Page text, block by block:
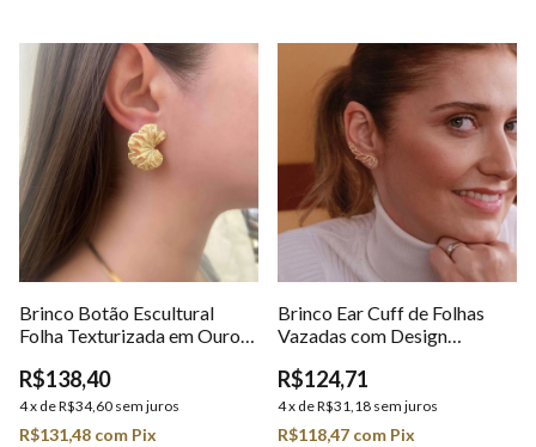
Brinco Botão Escultural
Folha Texturizada em Ouro
R$138,40
4x deR$34,60 sem juros
R$131,48 com Pix
Brinco Ear Cuff de Folhas
Vazadas com Design
R$124,71
4x deR$31,18 sem juros
R$118,47 com Pix